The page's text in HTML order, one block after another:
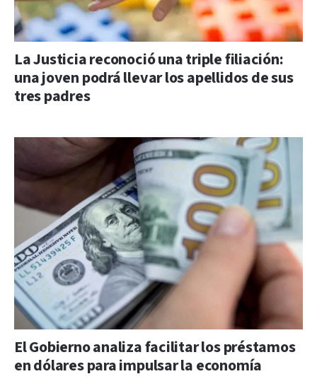
La Justicia reconoció una triple filiación:
una joven podrá llevar los apellidos de sus
tres padres
El Gobierno analiza facilitar los préstamos
en dólares para impulsar la economía